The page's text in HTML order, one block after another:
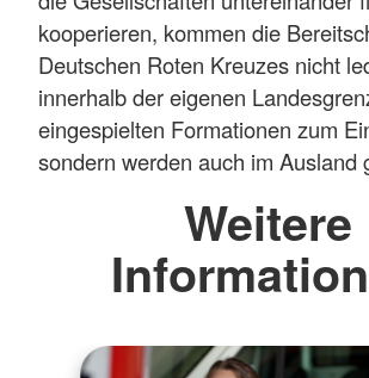
kooperieren, kommen die
Deutschen Roten Kreuzes nicht
innerhalb der eigenen
eingespielten Formationen zum
sondern werden auch im Ausland
Weitere